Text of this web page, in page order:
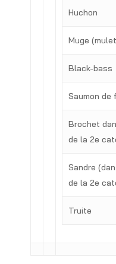
Huchon
Muge
Black-bass
Saumon de
Brochet
de la 2e
Sandre
de la 2e
Truite